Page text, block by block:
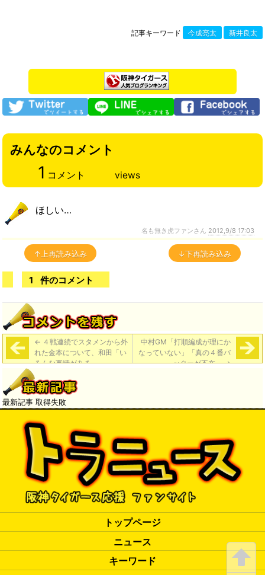
記事キーワード 今成亮太 新井良太
みんなのコメント
1 コメント views
ほしい…
名も無き虎ファンさん 2012,9/8 17:03
↑上再読み込み ↓下再読み込み
1 件のコメント
← ４戦連続でスタメンから外
れた金本について、和田「い
ろんな事情がある」
中村GM「打順編成が理にか
なっていない」「真の４番バ
ッターが不在」→
最新記事 取得失敗
トップページ
ニュース
キーワード